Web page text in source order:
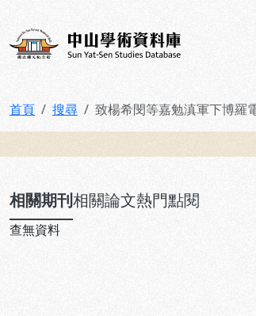
中山學術資料庫
首頁 搜尋 致楊希閔等嘉勉滇軍下博羅
相關期刊相關論文熱門點閱
查無資料